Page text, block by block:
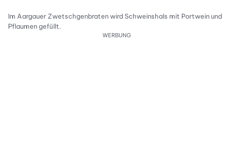
Im Aargauer Zwetschgenbraten wird Schweinshals mit Portwein und
Pflaumen gefüllt.
WERBUNG